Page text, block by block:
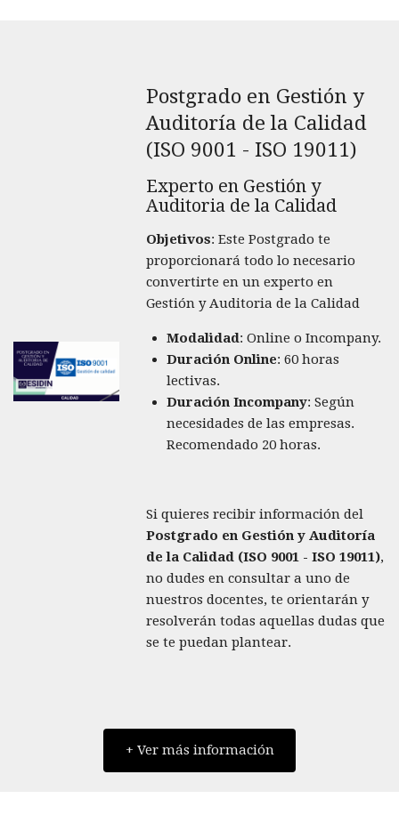
Postgrado en Gestión y
Auditoría de la Calidad
(ISO 9001 - ISO 19011)
Experto en Gestión y
Auditoria de la Calidad
Objetivos: Este Postgrado te
proporcionará todo lo necesario
convertirte en un experto en
Gestión y Auditoria de la Calidad
Modalidad: Online o Incompany.
Duración Online: 60 horas
lectivas.
Duración Incompany: Según
necesidades de las empresas.
Recomendado 20 horas.
Si quieres recibir información del
Postgrado en Gestión y Auditoría
de la Calidad (ISO 9001 - ISO 19011),
no dudes en consultar a uno de
nuestros docentes, te orientarán y
resolverán todas aquellas dudas que
se te puedan plantear.
+ Ver más información